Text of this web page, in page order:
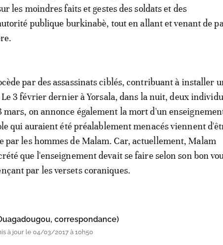
les moindres faits et gestes des soldats et des
publique burkinabè, tout en allant et venant de
par des assassinats ciblés, contribuant à installer
3 février dernier à Yorsala, dans la nuit, deux
mars, on annonce également la mort d'un
qui auraient été préalablement menacés viennent
par les hommes de Malam. Car, actuellement, Malam
que l'enseignement devait se faire selon son bon
par les versets coraniques.
correspondance)
à jour le 04/03/2017 à 10h50